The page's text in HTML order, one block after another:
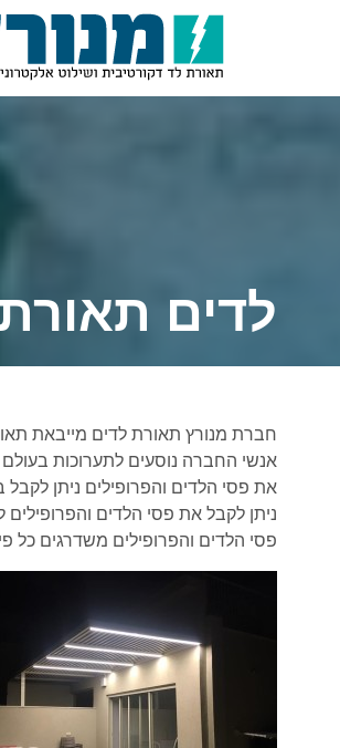
לדים
חברת מנורץ תאורת לדים מייבאת תאורת
אנשי החברה נוסעים לתערוכות
את פסי הלדים והפרופילים ניתן
ניתן לקבל את פסי הלדים
פסי הלדים והפרופילים משדרגים כל